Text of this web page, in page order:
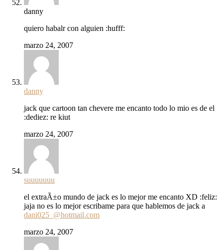
danny
quiero habalr con alguien :hufff:
marzo 24, 2007
danny
jack que cartoon tan chevere me encanto todo lo mio es de el
:dediez: re kiut
marzo 24, 2007
suuuuuuu
el extraÃ±o mundo de jack es lo mejor me encanto XD :feliz:
jaja no es lo mejor escribame para que hablemos de jack a
dani025_@hotmail.com
marzo 24, 2007